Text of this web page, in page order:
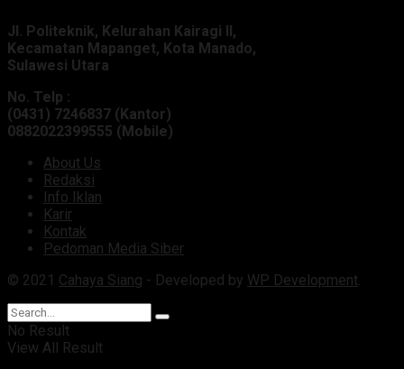
Jl. Politeknik, Kelurahan Kairagi II,
Kecamatan Mapanget, Kota Manado,
Sulawesi Utara
No. Telp :
(0431) 7246837 (Kantor)
0882022399555 (Mobile)
About Us
Redaksi
Info Iklan
Karir
Kontak
Pedoman Media Siber
© 2021 Cahaya Siang - Developed by WP Development
No Result
View All Result